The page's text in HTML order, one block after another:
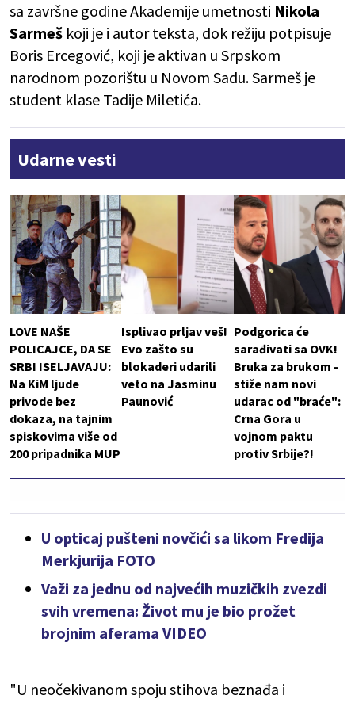
sa završne godine Akademije umetnosti Nikola
Sarmeš koji je i autor teksta, dok režiju potpisuje
Boris Ercegović, koji je aktivan u Srpskom
narodnom pozorištu u Novom Sadu. Sarmeš je
student klase Tadije Miletića.
Udarne vesti
LOVE NAŠE
POLICAJCE, DA SE
SRBI ISELJAVAJU:
Na KiM ljude
privode bez
dokaza, na tajnim
spiskovima više od
200 pripadnika MUP
Isplivao prljav veš!
Evo zašto su
blokaderi udarili
veto na Jasminu
Paunović
Podgorica će
sarađivati sa OVK!
Bruka za brukom -
stiže nam novi
udarac od "braće":
Crna Gora u
vojnom paktu
protiv Srbije?!
U opticaj pušteni novčići sa likom Fredija
Merkjurija FOTO
Važi za jednu od najvećih muzičkih zvezdi
svih vremena: Život mu je bio prožet
brojnim aferama VIDEO
"U neočekivanom spoju stihova beznađa i